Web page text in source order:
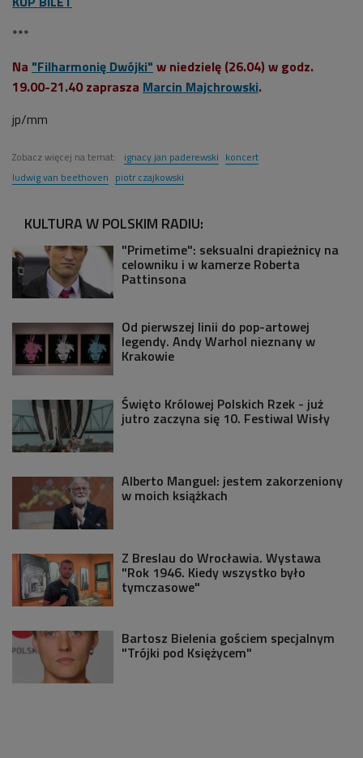
***
Na "Filharmonię Dwójki" w niedzielę (26.04) w godz.
19.00-21.40 zaprasza Marcin Majchrowski.
jp/mm
Zobacz więcej na temat: ignacy jan paderewski koncert
ludwig van beethoven piotr czajkowski
KULTURA W POLSKIM RADIU:
"Primetime": seksualni drapieżnicy na
celowniku i w kamerze Roberta
Pattinsona
Od pierwszej linii do pop-artowej
legendy. Andy Warhol nieznany w
Krakowie
Święto Królowej Polskich Rzek - już
jutro zaczyna się 10. Festiwal Wisły
Alberto Manguel: jestem zakorzeniony
w moich książkach
Z Breslau do Wrocławia. Wystawa
"Rok 1946. Kiedy wszystko było
tymczasowe"
Bartosz Bielenia gościem specjalnym
"Trójki pod Księżycem"